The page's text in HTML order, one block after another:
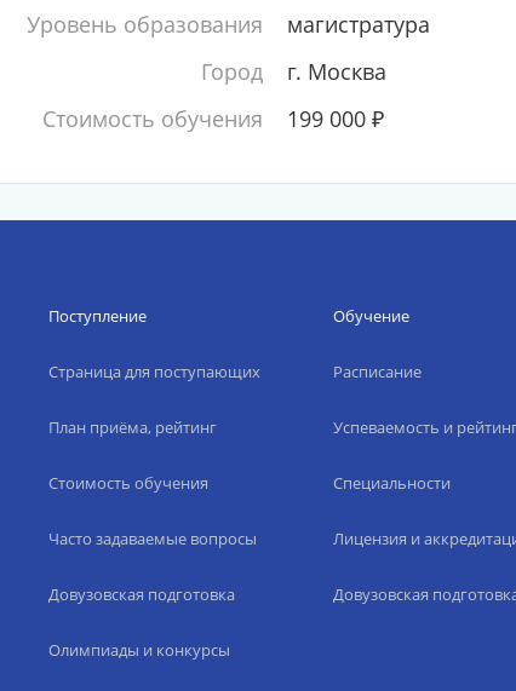
Уровень образования
магистратура
Город
г. Москва
Стоимость обучения
199 000 ₽
Поступление
Страница для поступающих
План приёма, рейтинг
Стоимость обучения
Часто задаваемые вопросы
Довузовская подготовка
Олимпиады и конкурсы
Обучение
Расписание
Успеваемость и
Специальности
Лицензия и
Довузовская